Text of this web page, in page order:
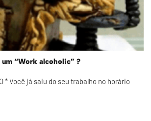
um “Work alcoholic” ?
* Você já saiu do seu trabalho no horário